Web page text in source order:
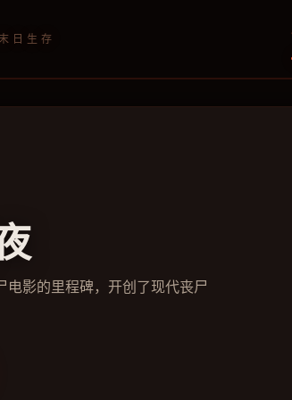
日生存
机
即观看